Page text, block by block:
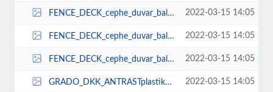
FENCE_DECK_cephe_duvar_balkon_cephe_dekoru_cephe_tahtas_lambiri_plastik_ahap_... 2022-03-15 14:05
FENCE_DECK_cephe_duvar_balkon_cephe_dekoru_cephe_tahtas_lambiri_plastik_ahap_... 2022-03-15 14:05
FENCE_DECK_cephe_duvar_balkon_cephe_dekoru_cephe_tahtas_lambiri_plastik_ahap_... 2022-03-15 14:05
GRADO_DKK_ANTRASTplastikahapdeckfiyatlarbahefloorgardenterashavuzdekoryoutube... 2022-03-15 14:05